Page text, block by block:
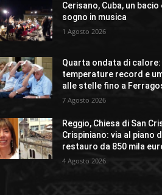
Cerisano, Cuba, un bacio
sogno in musica
1 Agosto 2026
Quarta ondata di calore:
temperature record e
alle stelle fino a
7 Agosto 2026
Reggio, Chiesa di San
Crispiniano: via al piano
restauro da 850 mila
4 Agosto 2026